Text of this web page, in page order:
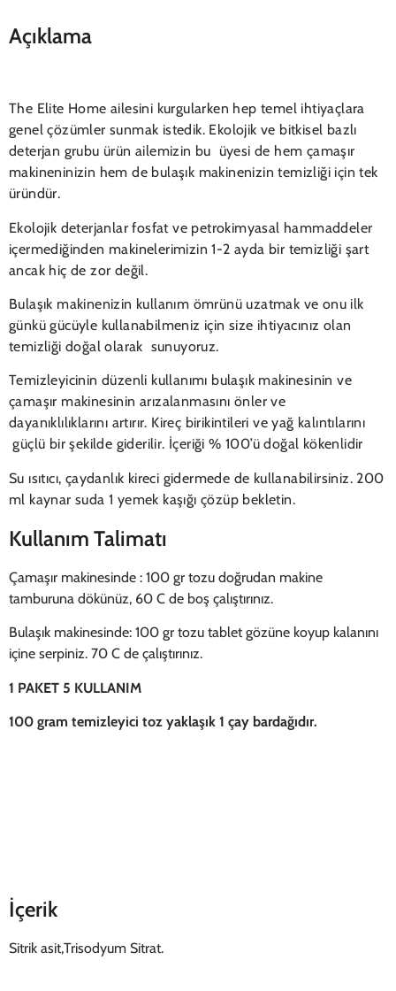
Açıklama
The Elite Home ailesini kurgularken hep temel ihtiyaçlara
genel çözümler sunmak istedik. Ekolojik ve bitkisel bazlı
deterjan grubu ürün ailemizin bu üyesi de hem çamaşır
makineninizin hem de bulaşık makinenizin temizliği için tek
üründür.
Ekolojik deterjanlar fosfat ve petrokimyasal hammaddeler
içermediğinden makinelerimizin 1-2 ayda bir temizliği şart
ancak hiç de zor değil.
Bulaşık makinenizin kullanım ömrünü uzatmak ve onu ilk
günkü gücüyle kullanabilmeniz için size ihtiyacınız olan
temizliği doğal olarak sunuyoruz.
Temizleyicinin düzenli kullanımı bulaşık makinesinin ve
çamaşır makinesinin arızalanmasını önler ve
dayanıklılıklarını artırır. Kireç birikintileri ve yağ kalıntılarını
güçlü bir şekilde giderilir. İçeriği % 100’ü doğal kökenlidir
Su ısıtıcı, çaydanlık kireci gidermede de kullanabilirsiniz. 200
ml kaynar suda 1 yemek kaşığı çözüp bekletin.
Kullanım Talimatı
Çamaşır makinesinde : 100 gr tozu doğrudan makine
tamburuna dökünüz, 60 C de boş çalıştırınız.
Bulaşık makinesinde: 100 gr tozu tablet gözüne koyup kalanını
içine serpiniz. 70 C de çalıştırınız.
1 PAKET 5 KULLANIM
100 gram temizleyici toz yaklaşık 1 çay bardağıdır.
İçerik
Sitrik asit,Trisodyum Sitrat.